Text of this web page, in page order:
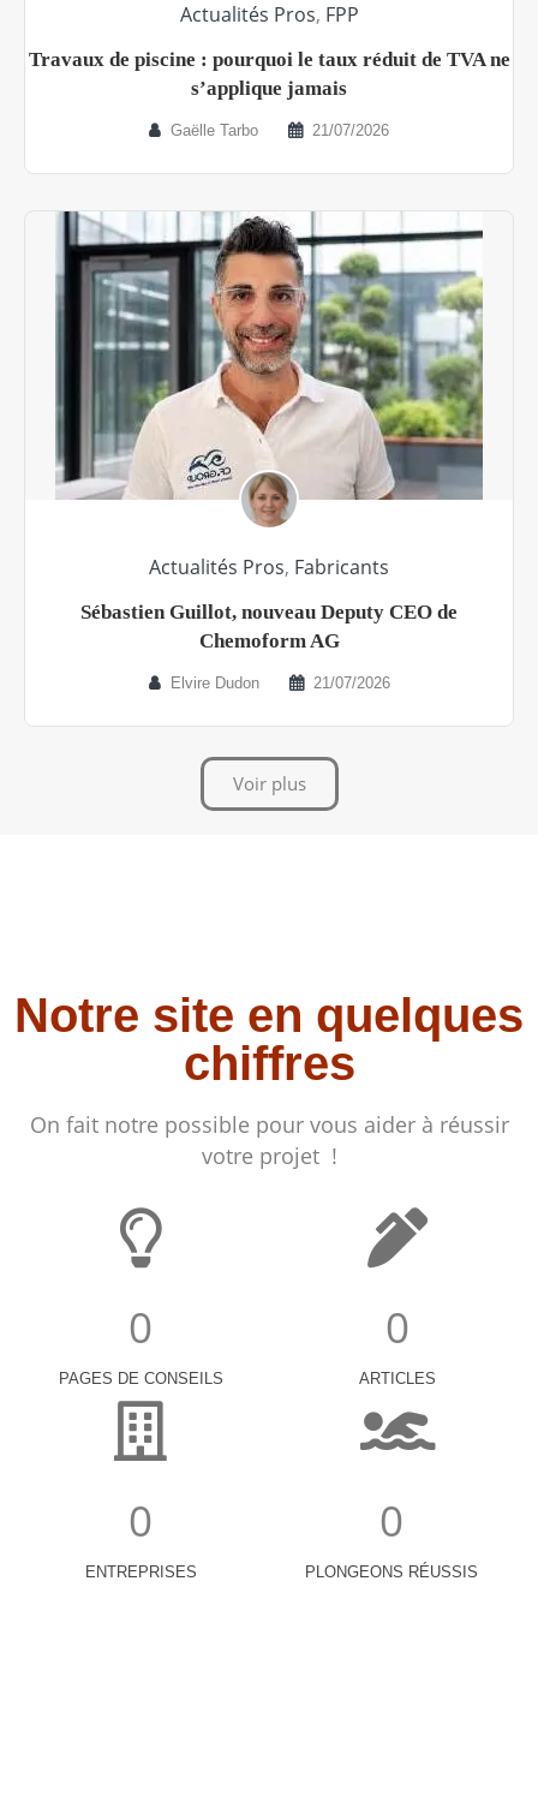
Actualités Pros, FPP
Travaux de piscine : pourquoi le taux réduit de TVA ne
s’applique jamais
Gaëlle Tarbo 21/07/2026
Actualités Pros, Fabricants
Sébastien Guillot, nouveau Deputy CEO de
Chemoform AG
Elvire Dudon 21/07/2026
Voir plus
Notre site en quelques
chiffres
On fait notre possible pour vous aider à réussir
votre projet !
PAGES DE CONSEILS
0
ARTICLES
0
ENTREPRISES
0
PLONGEONS RÉUSSIS
0